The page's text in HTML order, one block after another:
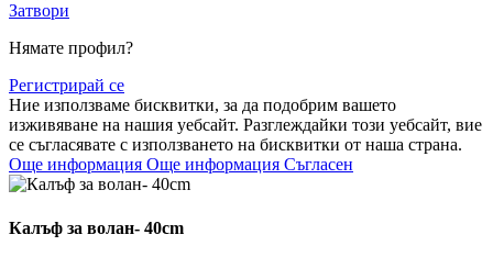
Затвори
Нямате профил?
Регистрирай се
Ние използваме бисквитки, за да подобрим вашето
изживяване на нашия уебсайт. Разглеждайки този уебсайт, вие
се съгласявате с използването на бисквитки от наша страна.
Още информация Още информация Съгласен
Калъф за волан- 40cm